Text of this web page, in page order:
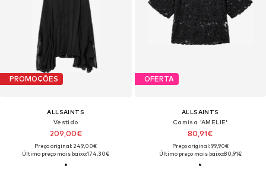
PROMOÇÕES
ALLSAINTS
Vestido
209,00€
Preço original: 249,00€
Último preço mais baixo:174,30€
OFERTA
ALLSAINTS
Camisa 'AMELIE'
80,91€
Preço original: 99,90€
Último preço mais baixo:80,91€